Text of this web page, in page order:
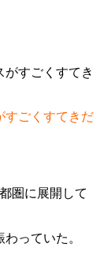
すごくすてきだ
圏に展開して